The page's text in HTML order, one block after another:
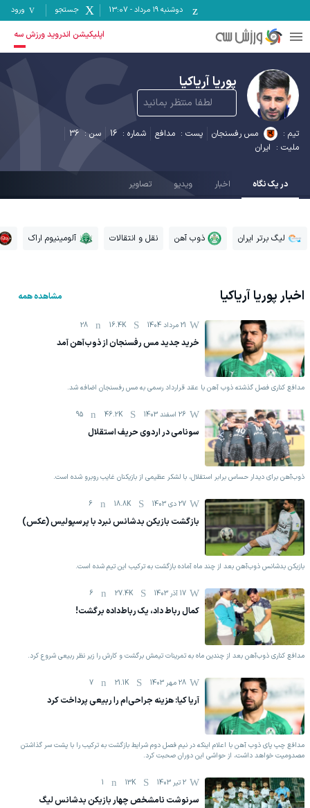
دوشنبه ۱۹ مرداد -
13:07 جستجو ورود
اپلیکیشن اندروید ورزش سه
پوریا آریاکیا
لطفا منتظر بمانید
تیم : مس رفسنجان پست : مدافع شماره : 16 سن : 36
ملیت : ایران 16 در یک نگاه اخبار ویدیو تصاویر
لیگ برتر ایران ذوب آهن نقل و انتقالات آلومینیوم اراک
اخبارپوریا آریاکیا مشاهده همه
21 مرداد 1404 16.4K
28
خرید جدید مس رفسنجان از ذوب‎‌آهن آمد
مدافع کناری فصل گذشته ذوب آهن با عقد قرارداد رسمی به مس رفسنجان اضافه شد.
26 اسفند 1403 46.2K
95
سونامی در اردوی حریف استقلال
ذوب‌آهن برای دیدار حساس برابر استقلال، با لشکر عظیمی از بازیکنان غایب روبرو شده است.
27 دی 1403 18.8K
6
بازگشت بازیکن بدشانس نبرد با پرسپولیس (عکس)
بازیکن بدشانس ذوب‌آهن بعد از چند ماه آماده بازگشت به ترکیب این تیم شده است.
17 آذر 1403 27.4K
6
کمال رباط داد، یک رباط‌داده برگشت!
مدافع کناری ذوب‌آهن بعد از چندین ماه به تمرینات تیمش برگشت و کارش را زیر نظر ربیعی شروع کرد.
28 مهر 1403 21.1K
7
آریا کیا: هزینه جراحی‌ام را ربیعی پرداخت کرد
مدافع چپ پای ذوب آهن با اعلام اینکه در نیم فصل دوم شرایط بازگشت به ترکیب را با پشت سر گذاشتن
مصدومیت خواهد داشت، از حواشی این دوران صحبت کرد.
2 تیر 1403 13K
1
سرنوشت نامشخص چهار بازیکن بدشانس لیگ